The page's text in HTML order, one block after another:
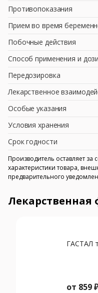
Противопоказания
Прием во время
Побочные действия
Способ применения и
Передозировка
Лекарственное
Особые указания
Условия хранения
Срок годности
Производитель оставляет
характеристики товара,
предварительного
Лекарственная
ГАСТАЛ
от 859₽